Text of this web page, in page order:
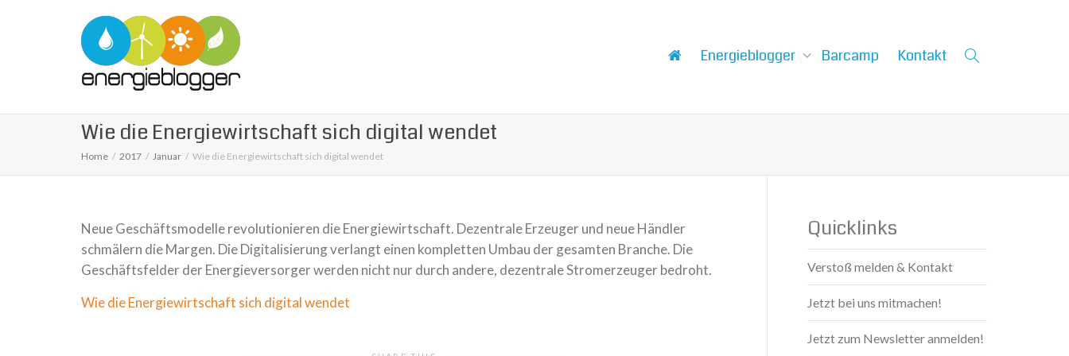
Energieblogger Barcamp Kontakt
Wie die Energiewirtschaft sich digital wendet
Home 2017 Januar Wie die Energiewirtschaft sich digital wendet
Neue Geschäftsmodelle revo­lu­tio­nie­ren die Energiewirtschaft. Dezentrale Erzeuger und neue Händler
schmä­lern die Margen. Die Digitalisierung ver­langt einen kom­plet­ten Umbau der gesam­ten Branche. Die
Geschäftsfelder der Energieversorger wer­den nicht nur durch andere, dezen­trale Stromerzeuger bedroht.
Wie die Energiewirtschaft sich digital wendet
Quicklinks
Verstoß melden & Kontakt
Jetzt bei uns mitmachen!
Jetzt zum Newsletter anmelden!